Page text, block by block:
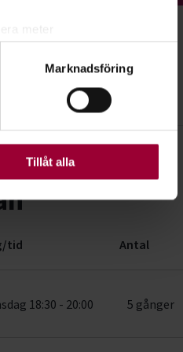
. Du kan ändra
Vissa kakor är
Marknadsföring
Tillåt alla
tid Antal
18:30 - 20:00 5 gånger